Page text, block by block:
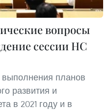
вопросы
сессии НС
планов
развития и
в 2021 году и в